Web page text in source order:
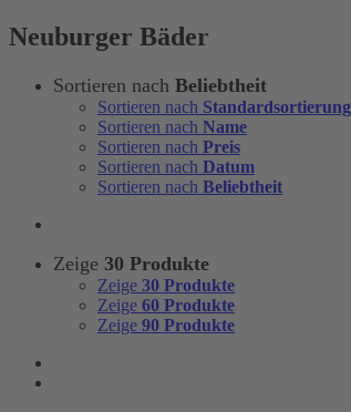
Neuburger Bäder
Sortieren nach Beliebtheit
Sortieren nach Standardsortierung
Sortieren nach Name
Sortieren nach Preis
Sortieren nach Datum
Sortieren nach Beliebtheit
Zeige 30 Produkte
Zeige 30 Produkte
Zeige 60 Produkte
Zeige 90 Produkte